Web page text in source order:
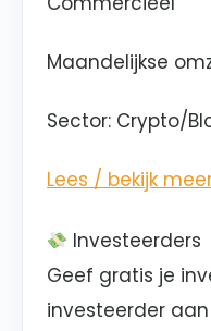
Maandelijkse
Sector: Crypto/
Lees / bekijk
Investeerders
Geef gratis je
investeerder